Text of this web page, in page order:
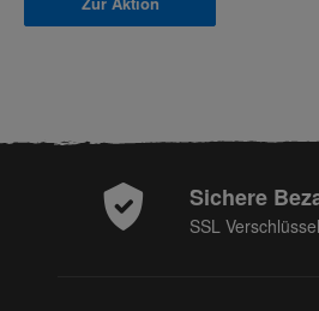
Sichere
SSL